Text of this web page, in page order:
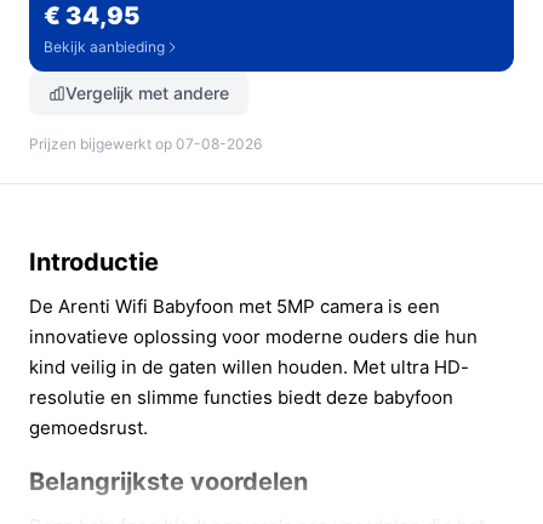
€ 34,95
Bekijk aanbieding
Vergelijk met andere
Prijzen bijgewerkt op 07-08-2026
Introductie
De Arenti Wifi Babyfoon met 5MP camera is een
innovatieve oplossing voor moderne ouders die hun
kind veilig in de gaten willen houden. Met ultra HD-
resolutie en slimme functies biedt deze babyfoon
gemoedsrust.
Belangrijkste voordelen